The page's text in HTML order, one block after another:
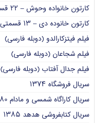
کارتون خانواده وحوش – ۲۲ قسمتی (دوبله فارسی)
کارتون خانوده دی – ۱۳ قسمتی (دوبله فارسی)
فیلم فیتزکارالدو (دوبله فارسی)
فیلم شجاعان (دوبله فارسی)
فیلم جدال آفتاب (دوبله فارسی)
سریال فروشگاه ۱۳۷۴
سریال کاراگاه شمسی و مادام ۱۳۸۰
سریال کتابفروشی هدهد ۱۳۸۵